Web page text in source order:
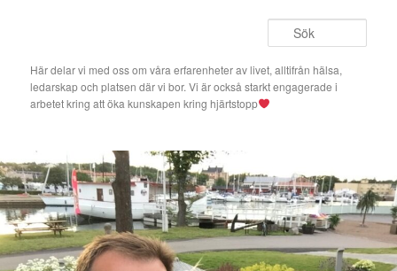
innehåll
innehållHär delar vi med oss om våra erfarenheter av livet, alltifrån hälsa,
ledarskap och platsen där vi bor. Vi är också starkt engagerade i
arbetet kring att öka kunskapen kring hjärtstopp